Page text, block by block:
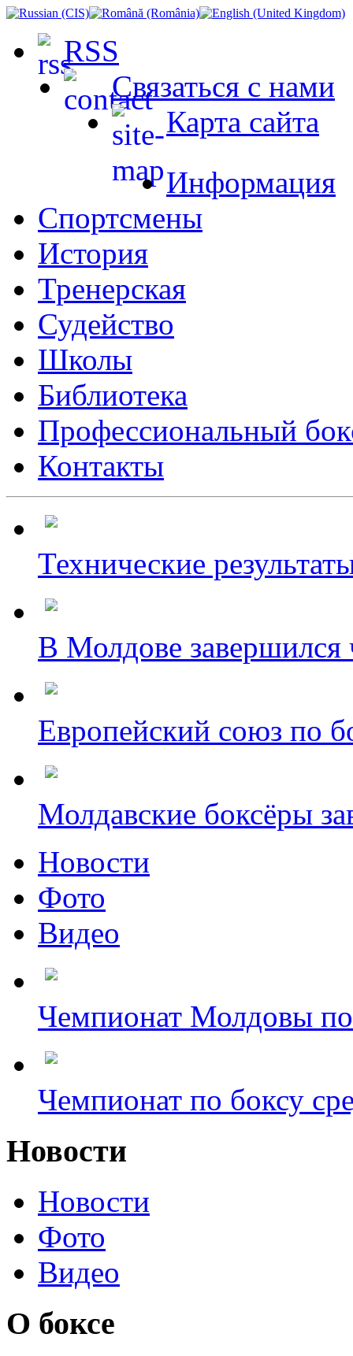
RSS
Связаться с нами
Карта сайта
Информация
Спортсмены
История
Тренерская
Судейство
Школы
Библиотека
Профессиональный
Контакты
Технические
В Молдове завершился
Европейский союз по
Молдавские боксёры
Новости
Фото
Видео
Чемпионат Молдовы
Чемпионат по боксу
Новости
Новости
Фото
Видео
О боксе